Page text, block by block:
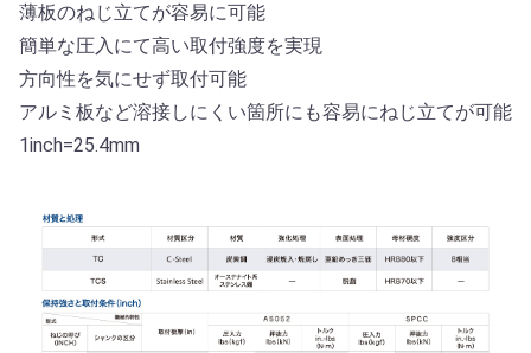
薄板のねじ立てが容易に可能
簡単な圧入にて高い取付強度を実現
方向性を気にせず取付可能
アルミ板など溶接しにくい箇所にも容易にねじ立てが可能
1inch=25.4mm